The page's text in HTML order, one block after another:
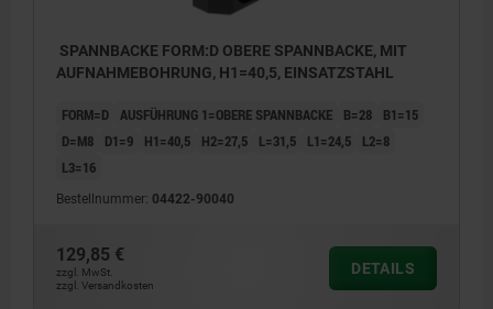
SPANNBACKE FORM:D OBERE SPANNBACKE, MIT
AUFNAHMEBOHRUNG, H1=40,5, EINSATZSTAHL
FORM=D AUSFÜHRUNG 1=OBERE SPANNBACKE B=28
B1=15
D=M8
D1=9 H1=40,5 H2=27,5 L=31,5 L1=24,5
L2=8
L3=16
Bestellnummer: 04422-90040
129,85 €
zzgl. MwSt.
zzgl. Versandkosten
DETAILS